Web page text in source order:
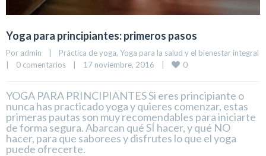
Yoga para principiantes: primeros pasos
Por admin | Práctica de yoga, Yoga para la salud y el bienestar integral
|
0 comentarios | 17 noviembre, 2016 | 0
YOGA PARA PRINCIPIANTES Si eres principiante o
nunca has practicado yoga y quieres comenzar, estas
primeras pautas son muy recomendables para iniciarte
de forma segura. Abarcan qué SÍ hacer, y qué NO
hacer, para que saborees y disfrutes lo que el yoga
puede ofrecerte.